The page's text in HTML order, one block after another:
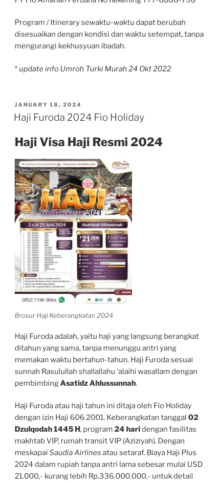
Program / Itinerary sewaktu-waktu dapat berubah
disesuaikan dengan kondisi dan waktu setempat, tanpa
mengurangi kekhusyuan ibadah.
*update info Umroh Turki Murah 24 Okt 2022
POSTED
ON
JANUARY 18, 2024
Haji Furoda 2024 Fio Holiday
Haji Visa Haji Resmi 2024
Brosur Haji Keberangkatan 2024
Haji Furoda adalah, yaitu haji yang langsung berangkat
ditahun yang sama, tanpa menunggu antri yang
memakan waktu bertahun-tahun. Haji Furoda sesuai
sunnah Rasulullah shallallahu ‘alaihi wasallam dengan
pembimbingAsatidz Ahlussunnah.
Haji Furoda atau haji tahun ini ditaja oleh Fio Holiday
dengan izin Haji 606 2001. Keberangkatan tanggal 02
Dzulqodah 1445 H, program 24 haridengan fasilitas
makhtab VIP, rumah transit VIP (Aziziyah). Dengan
meskapai Saudia Airlines atau setaraf. Biaya Haji Plus
2024 dalam rupiah tanpa antri lama sebesar mulai USD
21.000,- kurang lebih Rp.336.000.000,- untuk detail